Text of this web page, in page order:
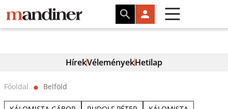
HírekVéleményekHetilap
Főoldal ⬤ Belföld